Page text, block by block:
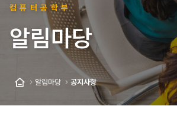
교
육
학
교
컴퓨터공학부
알림마당
알림마당 공지사항